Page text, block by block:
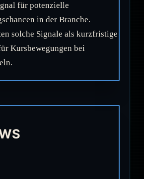
für potenzielle
in der Branche.
solche Signale als kurzfristige
Kursbewegungen bei